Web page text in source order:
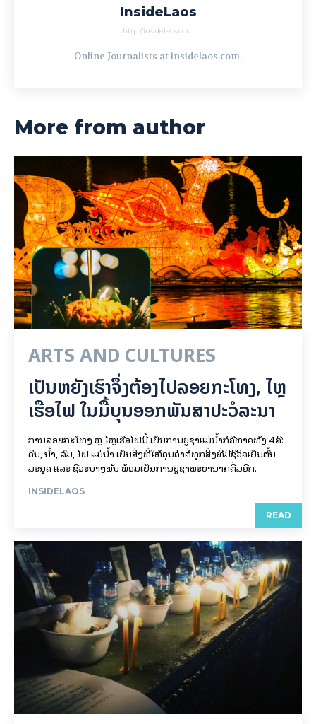
InsideLaos
http://insidelaos.com
Online Journalists at insidelaos.com.
More from author
ARTS AND CULTURES
ເປັນ​ຫຍັງ​ເຮົາ​ຈຶ່ງ​ຕ້ອງ​ໄປລອຍ​ກະ​ໂທງ, ໄຫຼ​
ເຮືອ​ໄຟ ໃນ​ມື້​​ບຸນ​ອອກ​ພັນ​ສາ​ປະ​ວໍ​ລະ​ນາ
ການລອຍ​ກະ​ໂທງ ຫຼື ໄຫຼເຮືອໄຟນີ້ ເປັນການບູຊາແມ່ນໍ້າກໍຄືທາດທັງ 4 ຄື:
ດິນ, ນໍ້າ, ລົມ, ໄຟ ແມ່ນໍ້າ ເປັນສິ່ງທີ່ໃຫ້ຄຸນຄ່າຕໍ່ທຸກສິ່ງທີ່ມີຊີວິດເປັນຕົ້ນ
ມະນຸດ ແລະ ຊີວະນາໆພັນ ພ້ອມເປັນການບູຊາພະຍານາກຕື່ມອີກ.
INSIDELAOS
READ